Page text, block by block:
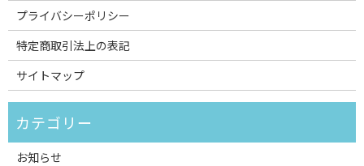
プライバシーポリシー
特定商取引法上の表記
サイトマップ
お知らせ